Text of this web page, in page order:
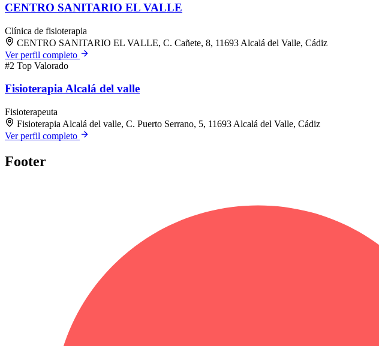
CENTRO SANITARIO EL VALLE
Clínica de fisioterapia
CENTRO SANITARIO EL VALLE, C. Cañete, 8, 11693 Alcalá del Valle, Cádiz
Ver perfil completo
#2 Top Valorado
Fisioterapia Alcalá del valle
Fisioterapeuta
Fisioterapia Alcalá del valle, C. Puerto Serrano, 5, 11693 Alcalá del Valle, Cádiz
Ver perfil completo
Footer